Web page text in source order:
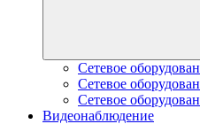
Сетевое
Сетевое
Сетевое
Видеонаблюдение